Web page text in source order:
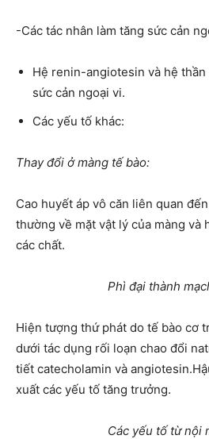
-Các tác nhân làm tăng sức cản
Hệ renin-angiotesin và hệ
sức cản ngoại vi.
Các yếu tố khác:
Thay đổi ở màng tế bào:
Cao huyết áp vô căn liên quan
thường về mặt vật lý của màng và
các chất.
Phì đại thành
Hiện tượng thứ phát do tế bào cơ
dưới tác dụng rối loạn chao đổi
tiết catecholamin và
xuất các yếu tố tăng trưởng.
Các yếu tố từ nội